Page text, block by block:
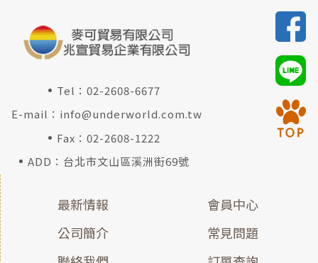
Tel：02-2608-6677
E-mail： info@underworld.com.tw
Fax：02-2608-1222
ADD：台北市文山區溪洲街69號
最新情報
公司簡介
會員中心
常見問題